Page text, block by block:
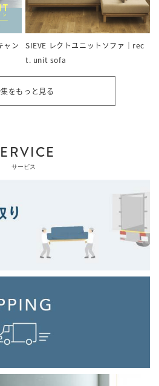
ャン
SIEVE レクトユニットソファ｜rec
t. unit sofa
をもっと見る
サービス